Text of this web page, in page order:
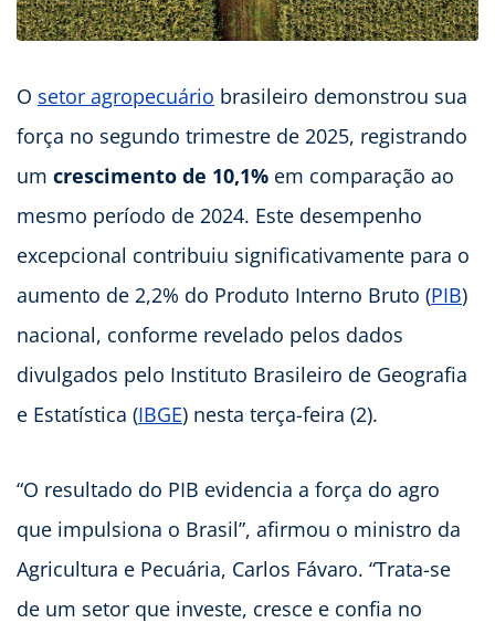
O setor agropecuário brasileiro demonstrou sua
força no segundo trimestre de 2025, registrando
um crescimento de 10,1% em comparação ao
mesmo período de 2024. Este desempenho
excepcional contribuiu significativamente para o
aumento de 2,2% do Produto Interno Bruto (PIB)
nacional, conforme revelado pelos dados
divulgados pelo Instituto Brasileiro de Geografia
e Estatística (IBGE) nesta terça-feira (2).
“O resultado do PIB evidencia a força do agro
que impulsiona o Brasil”, afirmou o ministro da
Agricultura e Pecuária, Carlos Fávaro. “Trata-se
de um setor que investe, cresce e confia no